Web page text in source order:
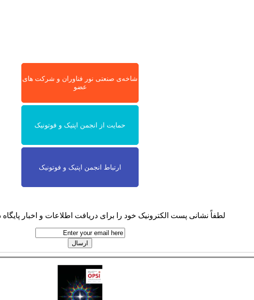
شاخه‌ی صنعتی نور فناوران و شرکت های
عضو
حمایت از انجمن اپتیک و فوتونیک
ارتباط انجمن اپتیک و فوتونیک
لطفاً نشانی پست الکترونیک خود را برای دریافت اطلاعات و اخبار پایگاه